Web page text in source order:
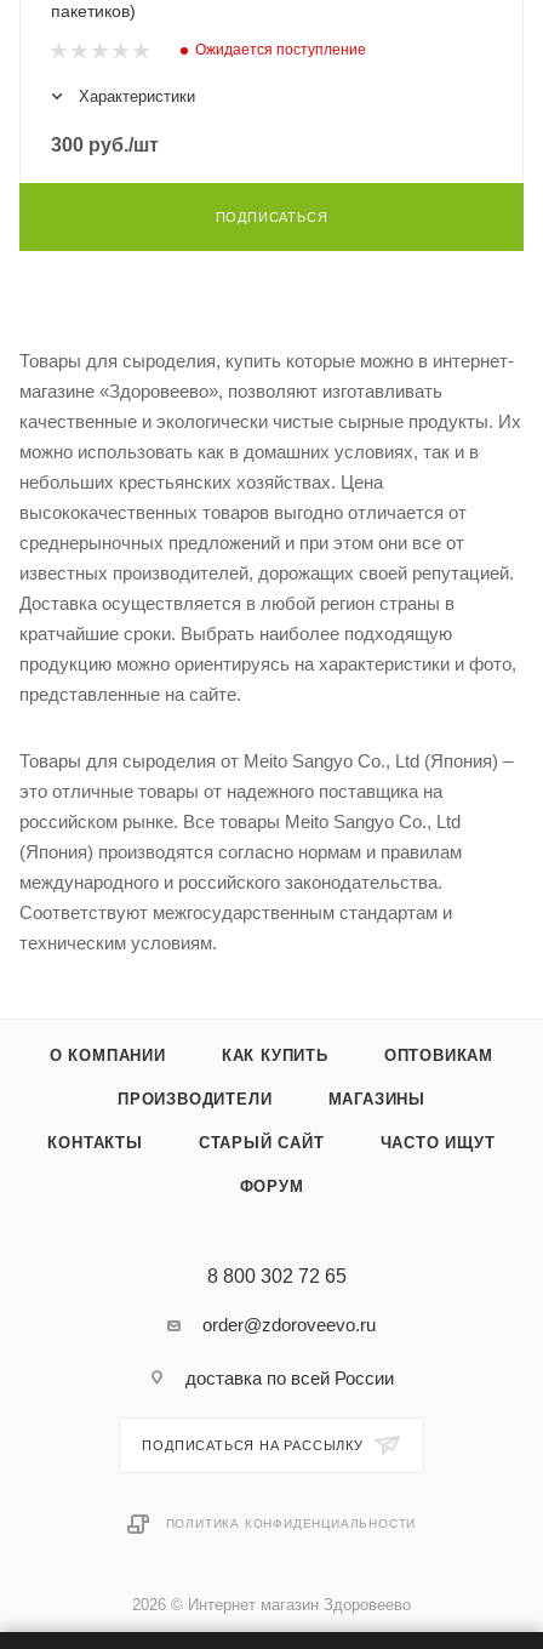
пакетиков)
Ожидается поступление
Характеристики
300 руб./шт
ПОДПИСАТЬСЯ
Товары для сыроделия, купить которые можно в интернет-
магазине «Здоровеево», позволяют изготавливать
качественные и экологически чистые сырные продукты. Их
можно использовать как в домашних условиях, так и в
небольших крестьянских хозяйствах. Цена
высококачественных товаров выгодно отличается от
среднерыночных предложений и при этом они все от
известных производителей, дорожащих своей репутацией.
Доставка осуществляется в любой регион страны в
кратчайшие сроки. Выбрать наиболее подходящую
продукцию можно ориентируясь на характеристики и фото,
представленные на сайте.
Товары для сыроделия от Meito Sangyo Co., Ltd (Япония) –
это отличные товары от надежного поставщика на
российском рынке. Все товары Meito Sangyo Co., Ltd
(Япония) производятся согласно нормам и правилам
международного и российского законодательства.
Соответствуют межгосударственным стандартам и
техническим условиям.
О КОМПАНИИ КАК КУПИТЬ ОПТОВИКАМ
ПРОИЗВОДИТЕЛИ МАГАЗИНЫ
КОНТАКТЫ СТАРЫЙ САЙТ ЧАСТО ИЩУТ
ФОРУМ
8 800 302 72 65
order@zdoroveevo.ru
доставка по всей России
ПОДПИСАТЬСЯ НА РАССЫЛКУ
ПОЛИТИКА КОНФИДЕНЦИАЛЬНОСТИ
2026 © Интернет магазин Здоровеево